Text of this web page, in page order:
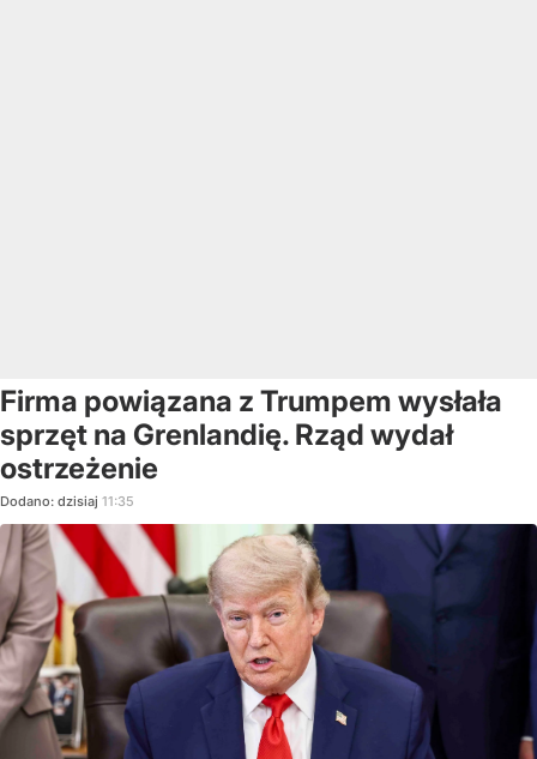
Firma powiązana z Trumpem wysłała
sprzęt na Grenlandię. Rząd wydał
ostrzeżenie
Dodano: dzisiaj 11:35